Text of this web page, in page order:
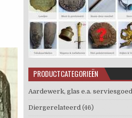
PRODUCTCATEGORIEËN
Aardewerk, glas e.a. serviesgoed
Diergerelateerd (46)